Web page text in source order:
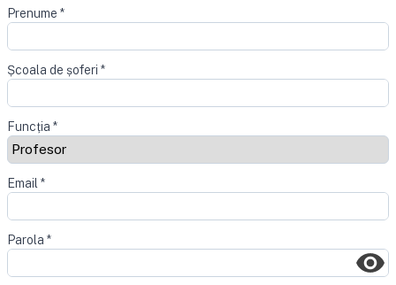
Prenume *
Școala de șoferi *
Funcția *
Email *
Parola *